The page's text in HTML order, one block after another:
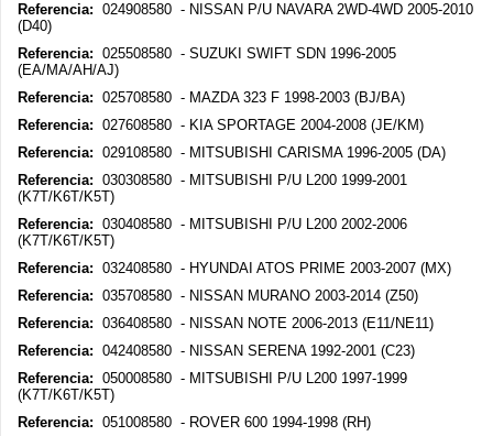
Referencia: 024908580 - NISSAN P/U NAVARA 2WD-4WD 2005-2010
(D40)
Referencia: 025508580 - SUZUKI SWIFT SDN 1996-2005
(EA/MA/AH/AJ)
Referencia: 025708580 - MAZDA 323 F 1998-2003 (BJ/BA)
Referencia: 027608580 - KIA SPORTAGE 2004-2008 (JE/KM)
Referencia: 029108580 - MITSUBISHI CARISMA 1996-2005 (DA)
Referencia: 030308580 - MITSUBISHI P/U L200 1999-2001
(K7T/K6T/K5T)
Referencia: 030408580 - MITSUBISHI P/U L200 2002-2006
(K7T/K6T/K5T)
Referencia: 032408580 - HYUNDAI ATOS PRIME 2003-2007 (MX)
Referencia: 035708580 - NISSAN MURANO 2003-2014 (Z50)
Referencia: 036408580 - NISSAN NOTE 2006-2013 (E11/NE11)
Referencia: 042408580 - NISSAN SERENA 1992-2001 (C23)
Referencia: 050008580 - MITSUBISHI P/U L200 1997-1999
(K7T/K6T/K5T)
Referencia: 051008580 - ROVER 600 1994-1998 (RH)